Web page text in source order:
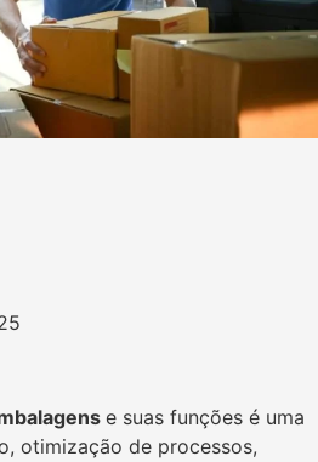
e suas funções é uma
otimização de processos,